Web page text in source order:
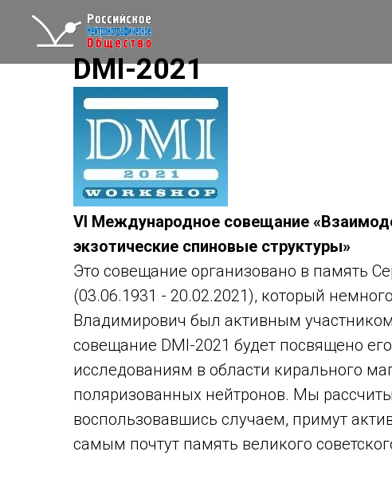
DMI-2021
VI Международное совещание
экзотические спиновые структуры»
Это совещание организовано в память
(03.06.1931 - 20.02.2021), который
Владимирович был активным
совещание DMI-2021 будет посвящено
исследованиям в области кирального
поляризованных нейтронов. Мы
воспользовавшись случаем, примут
самым почтут память великого